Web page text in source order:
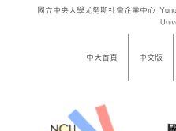
國立中央大學尤努斯社會企業中心
中大首頁 中文版